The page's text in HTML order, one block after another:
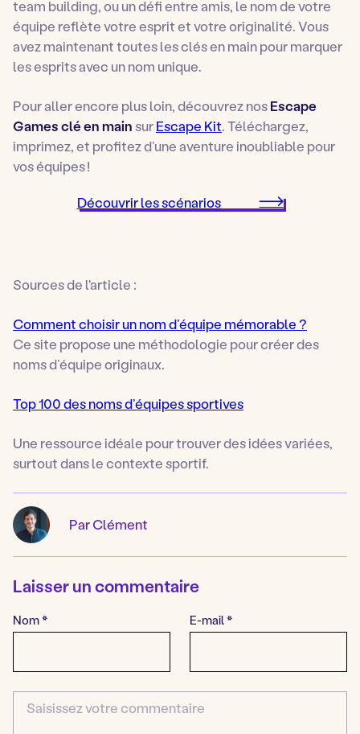
team building, ou un défi entre amis, le nom de votre
équipe reflète votre esprit et votre originalité. Vous
avez maintenant toutes les clés en main pour marquer
les esprits avec un nom unique.
Pour aller encore plus loin, découvrez nosEscape
Games clé en mainsurEscape Kit. Téléchargez,
imprimez, et profitez d’une aventure inoubliable pour
vos équipes !
Découvrir les scénarios
Sources de l'article :
Comment choisir un nom d’équipe mémorable ?
Ce site propose une méthodologie pour créer des
noms d’équipe originaux.
Top 100 des noms d’équipes sportives
Une ressource idéale pour trouver des idées variées,
surtout dans le contexte sportif.
Par Clément
Laisser un commentaire
Nom* E-mail*